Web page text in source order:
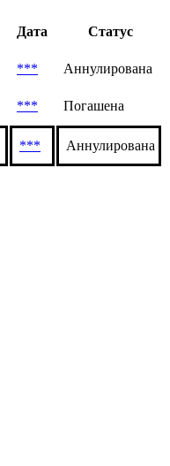
Дата
Статус
***
Аннулирована
*** Погашена
***
Аннулирована